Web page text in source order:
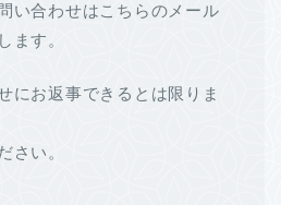
い合わせはこちらのメール
ます。
にお返事できるとは限りま
さい。